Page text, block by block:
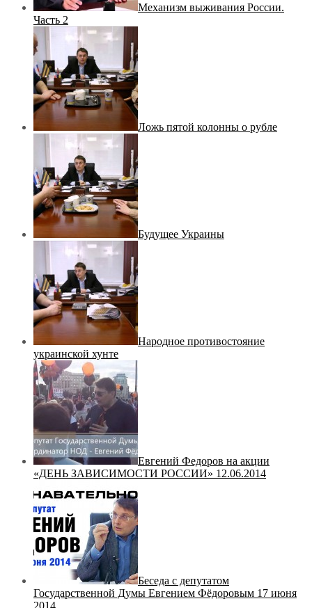
Механизм выживания России.
Часть 2
Ложь пятой колонны о рубле
Будущее Украины
Народное противостояние
украинской хунте
Евгений Федоров на акции
«ДЕНЬ ЗАВИСИМОСТИ РОССИИ» 12.06.2014
Беседа с депутатом
Государственной Думы Евгением Фёдоровым 17 июня
2014